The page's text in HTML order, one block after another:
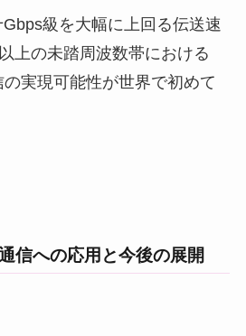
級を大幅に上回る伝送速
上の未踏周波数帯における
実現可能性が世界で初めて
信への応用と今後の展開